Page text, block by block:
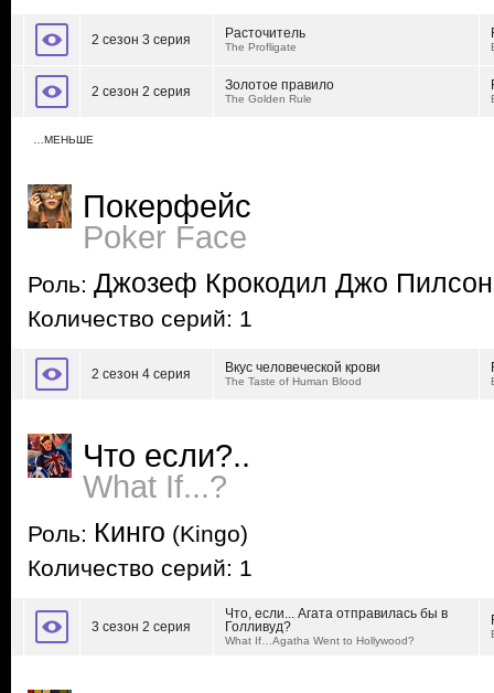
2 сезон 3 серия Расточитель
The Profligate
2 сезон 2 серия Золотое правило
The Golden Rule
…МЕНЬШЕ
Покерфейс
Poker Face
Роль: Джозеф Крокодил Джо Пилсон
Количество серий: 1
2 сезон 4 серия Вкус человеческой крови
The Taste of Human Blood
Что если?..
What If...?
Роль: Кинго (Kingo)
Количество серий: 1
3 сезон 2 серия
Что, если... Агата отправилась бы в
Голливуд?
What If…Agatha Went to Hollywood?